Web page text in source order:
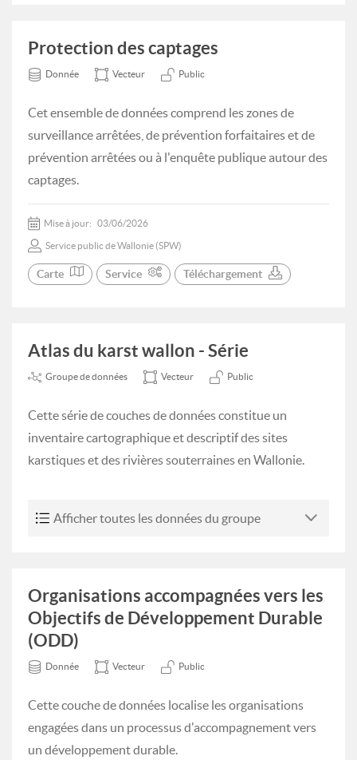
Protection des captages
Donnée Vecteur Public
Cet ensemble de données comprend les zones de
surveillance arrêtées, de prévention forfaitaires et de
prévention arrêtées ou à l'enquête publique autour des
captages.
Mise à jour: 03/06/2026
Service public de Wallonie (SPW)
Carte Service Téléchargement
Atlas du karst wallon - Série
Groupe de données Vecteur Public
Cette série de couches de données constitue un
inventaire cartographique et descriptif des sites
karstiques et des rivières souterraines en Wallonie.
Afficher toutes les données du groupe
Organisations accompagnées vers les
Objectifs de Développement Durable
(ODD)
Donnée Vecteur Public
Cette couche de données localise les organisations
engagées dans un processus d'accompagnement vers
un développement durable.